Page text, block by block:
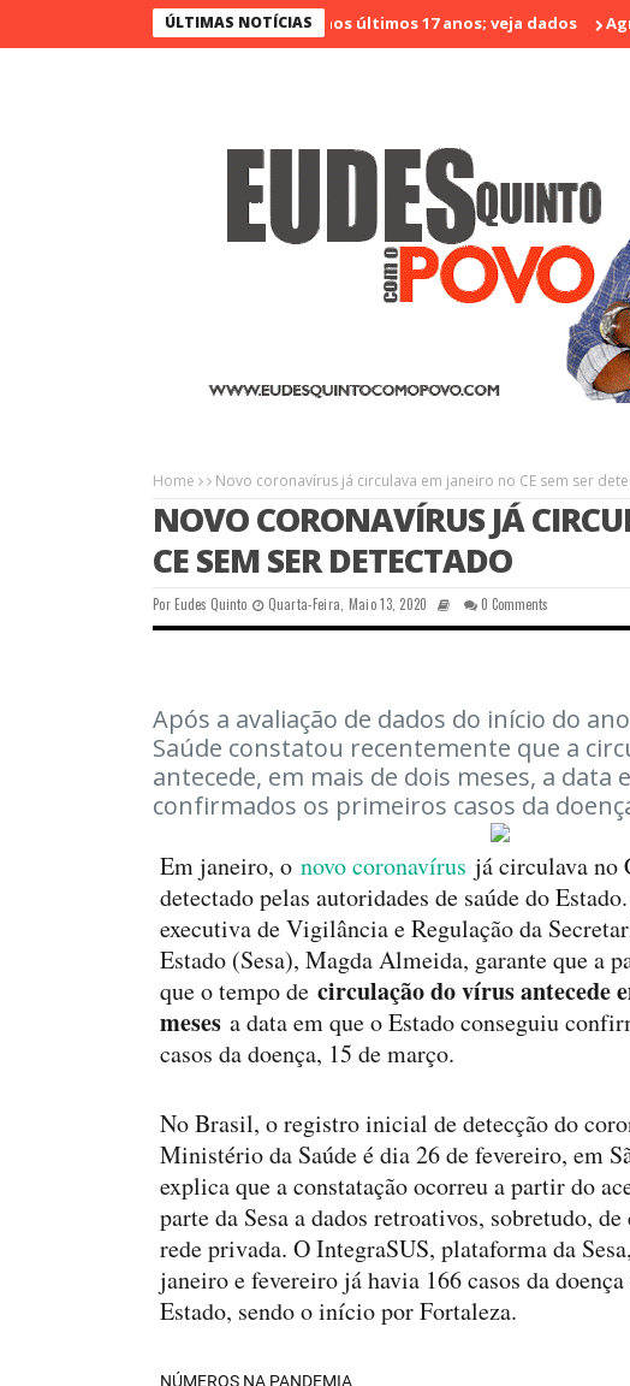
ÚLTIMAS NOTÍCIAS
no Ceará é o menos violento nos últimos 17 anos; veja dados Agrinort em
Home Novo coronavírus já circulava em janeiro no CE sem ser
NOVO CORONAVÍRUS JÁ
CE SEM SER DETECTADO
PorEudes Quinto Quarta-Feira, Maio 13, 2020 0 Comments
Após a avaliação de dados do início do
Saúde constatou recentemente que a
antecede, em mais de dois meses, a data
confirmados os primeiros casos da
Em janeiro, onovo coronavírus já circulava no
detectado pelas autoridades de saúde do
executiva de Vigilância e Regulação da
Estado (Sesa), Magda Almeida, garante que a
que o tempo decirculação do vírus antecede
meses a data em que o Estado conseguiu
casos da doença, 15 de março.
No Brasil, o registro inicial de detecção do
Ministério da Saúde é dia 26 de fevereiro, em
explica que a constatação ocorreu a partir do
parte da Sesa a dados retroativos, sobretudo,
rede privada. O IntegraSUS, plataforma da
janeiro e fevereiro já havia 166 casos da
Estado, sendo o início por Fortaleza.